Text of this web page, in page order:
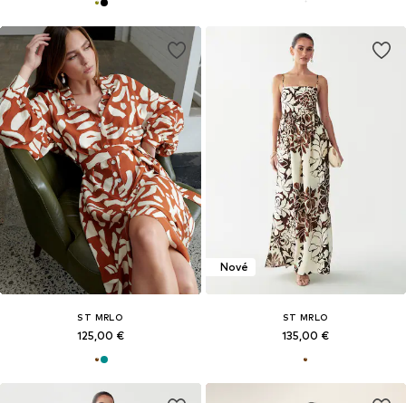
ST MRLO
125,00 €
Nové
ST MRLO
135,00 €